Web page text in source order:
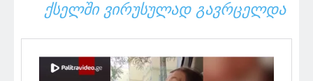
ᲥᲡᲔᲚᲨᲘ ᲕᲘᲠᲣᲡᲣᲚᲐᲓ ᲒᲐᲕᲠᲪᲔᲚᲓᲐ